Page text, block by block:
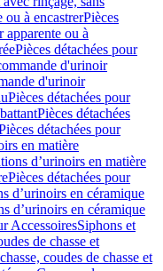
ou à encastrerPièces
apparente ou à
Pièces détachées pour
d'urinoir
d'urinoir
Pièces détachées pour
Pièces détachées
détachées pour
en matière
d’urinoirs en matière
Pièces détachées pour
d’urinoirs en céramique
d’urinoirs en céramique
AccessoiresSiphons et
de chasse et
coudes de chasse et